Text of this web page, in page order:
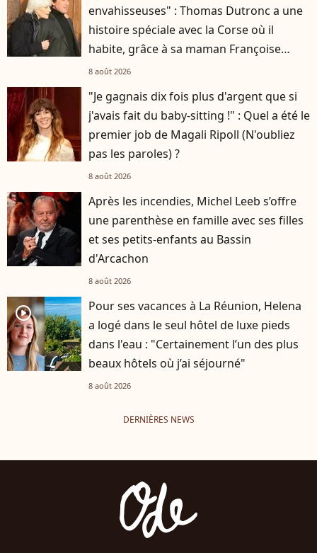
envahisseuses" : Thomas Dutronc a une
histoire spéciale avec la Corse où il
habite, grâce à sa maman Françoise
Hardy
8 août 2026
"Je gagnais dix fois plus d'argent que si
j'avais fait du baby-sitting !" : Quel a été le
premier job de Magali Ripoll (N'oubliez
pas les paroles) ?
8 août 2026
Après les incendies, Michel Leeb s’offre
une parenthèse en famille avec ses filles
et ses petits-enfants au Bassin
d'Arcachon
8 août 2026
player2
Pour ses vacances à La Réunion, Helena
a logé dans le seul hôtel de luxe pieds
dans l'eau : "Certainement l’un des plus
beaux hôtels où j’ai séjourné"
8 août 2026
DERNIÈRES NEWS